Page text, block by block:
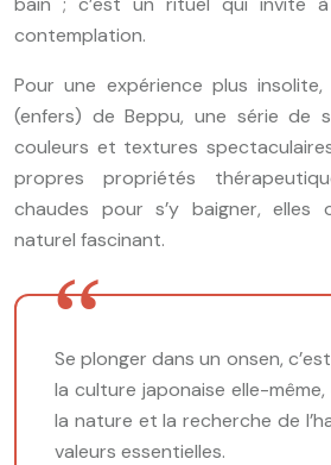
contemplation.
Pour une expérience plus
(enfers) de Beppu, une série de
couleurs et textures
propres propriétés
chaudes pour s’y baigner, elles
naturel fascinant.
Se plonger dans un onsen,
la culture japonaise elle-
la nature et la recherche de
valeurs essentielles.